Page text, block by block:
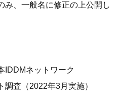
、一般名に修正の上公開し
IDDMネットワーク
査（2022年3月実施）